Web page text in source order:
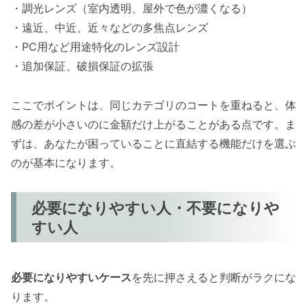
・調光レンズ（室内透明、屋外で色が濃くなる）
・遠近、中近、近々などの多焦点レンズ
・PC用など用途特化のレンズ設計
・追加保証、破損保証の拡張
ここでポイントは、同じカテゴリのコートを重ねると、体
感の差が小さいのに金額だけ上がることがある点です。ま
ずは、あなたが困っていることに直結する機能だけを選ぶ
のが基本になります。
必要になりやすい人・不要になりや
すい人
必要になりやすいケースを先に押さえると判断がラクにな
ります。